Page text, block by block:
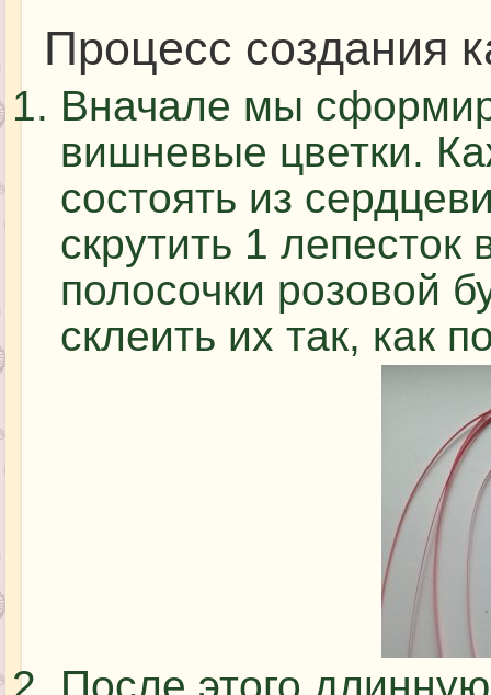
Процесс создания
Вначале мы
вишневые цветки.
состоять из
скрутить 1 лепесток
полосочки розовой
склеить их так, как